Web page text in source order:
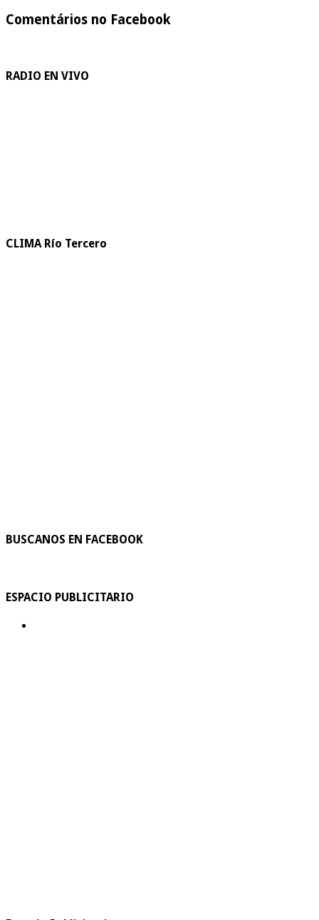
Comentários no Facebook
RADIO EN VIVO
CLIMA Río Tercero
BUSCANOS EN FACEBOOK
ESPACIO PUBLICITARIO